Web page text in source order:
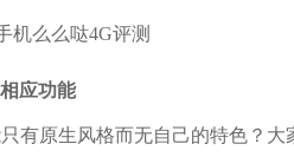
应功能
有原生风格而无自己的特色？